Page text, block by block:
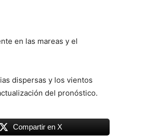
en las mareas y el
dispersas y los vientos
del pronóstico.
Compartir en X